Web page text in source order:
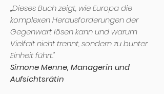
„Dieses Buch zeigt, wie Europa die
komplexen Herausforderungen der
Gegenwart lösen kann und warum
Vielfalt nicht trennt, sondern zu bunter
Einheit führt."
Simone Menne, Managerin und
Aufsichtsrätin